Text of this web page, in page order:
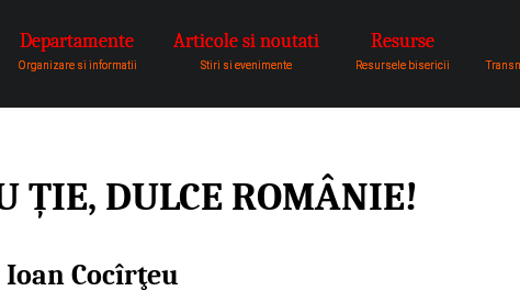
a fi vocea lui Dumnezeu
Departamente
Organizare si informatii
Articole si noutati
Stiri si evenimente
Resurse
Resursele bisericii
ȚIE, DULCE ROMÂNIE!
Ioan Cocîrţeu